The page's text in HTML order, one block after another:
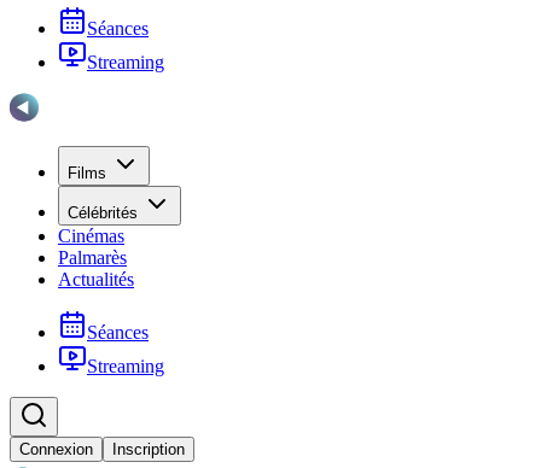
Séances
Streaming
Films
Célébrités
Cinémas
Palmarès
Actualités
Séances
Streaming
Connexion Inscription